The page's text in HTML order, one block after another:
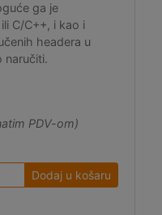
ga je
C/C++, i kao i
headera u
naručiti.
PDV-om)
Dodaj u košaru